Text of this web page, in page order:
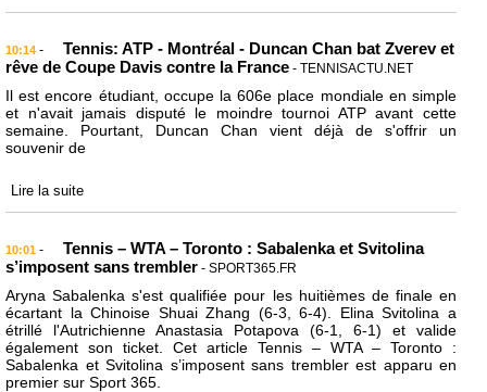
10:14 -
Tennis: ATP - Montréal - Duncan Chan bat Zverev et
rêve de Coupe Davis contre la France - TENNISACTU.NET
Il est encore étudiant, occupe la 606e place mondiale en simple
et n'avait jamais disputé le moindre tournoi ATP avant cette
semaine. Pourtant, Duncan Chan vient déjà de s'offrir un
souvenir de
Lire la suite
10:01 -
Tennis – WTA – Toronto : Sabalenka et Svitolina
s’imposent sans trembler - SPORT365.FR
Aryna Sabalenka s'est qualifiée pour les huitièmes de finale en
écartant la Chinoise Shuai Zhang (6-3, 6-4). Elina Svitolina a
étrillé l'Autrichienne Anastasia Potapova (6-1, 6-1) et valide
également son ticket. Cet article Tennis – WTA – Toronto :
Sabalenka et Svitolina s’imposent sans trembler est apparu en
premier sur Sport 365.